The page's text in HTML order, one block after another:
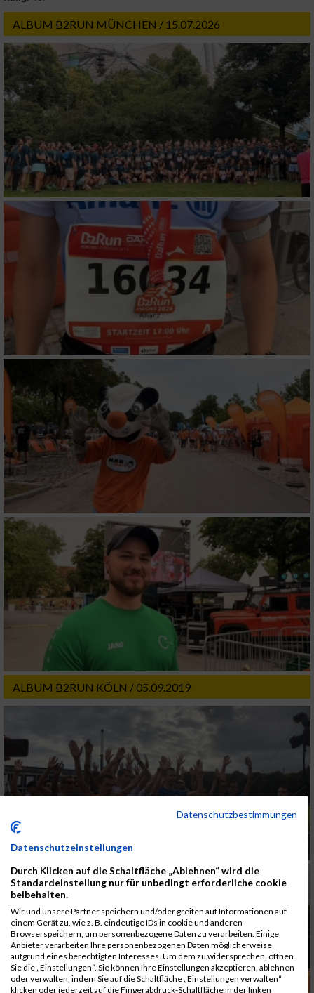
ALBUM B2RUN MÜNCHEN / 15.07.2026
ALBUM B2RUN KÖLN / 05.09.2019
Datenschutzbestimmungen
Datenschutzeinstellungen
Durch Klicken auf die Schaltfläche „Ablehnen“ wird die
Standardeinstellung nur für unbedingt erforderliche cookie
beibehalten.
Wir und unsere Partner speichern und/oder greifen auf Informationen auf
einem Gerät zu, wie z. B. eindeutige IDs in cookie und anderen
Browserspeichern, um personenbezogene Daten zu verarbeiten. Einige
Anbieter verarbeiten Ihre personenbezogenen Daten möglicherweise
aufgrund eines berechtigten Interesses. Um dem zu widersprechen, öffnen
Sie die „Einstellungen“. Sie können Ihre Einstellungen akzeptieren, ablehnen
oder verwalten, indem Sie auf die Schaltfläche „Einstellungen verwalten“
klicken oder jederzeit auf die Fingerabdruck-Schaltfläche in der linken